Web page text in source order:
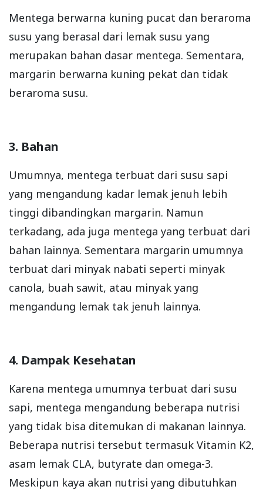
Mentega berwarna kuning pucat dan beraroma
susu yang berasal dari lemak susu yang
merupakan bahan dasar mentega. Sementara,
margarin berwarna kuning pekat dan tidak
beraroma susu.
3. Bahan
Umumnya, mentega terbuat dari susu sapi
yang mengandung kadar lemak jenuh lebih
tinggi dibandingkan margarin. Namun
terkadang, ada juga mentega yang terbuat dari
bahan lainnya. Sementara margarin umumnya
terbuat dari minyak nabati seperti minyak
canola, buah sawit, atau minyak yang
mengandung lemak tak jenuh lainnya.
4. Dampak Kesehatan
Karena mentega umumnya terbuat dari susu
sapi, mentega mengandung beberapa nutrisi
yang tidak bisa ditemukan di makanan lainnya.
Beberapa nutrisi tersebut termasuk Vitamin K2,
asam lemak CLA, butyrate dan omega-3.
Meskipun kaya akan nutrisi yang dibutuhkan